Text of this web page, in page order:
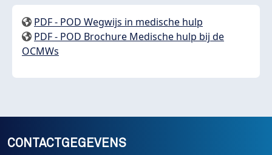
PDF - POD Wegwijs in medische hulp
PDF - POD Brochure Medische hulp bij de
OCMWs
CONTACTGEGEVENS